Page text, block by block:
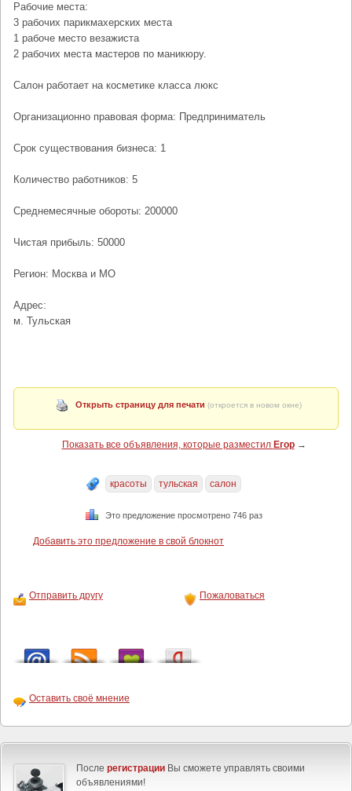
Рабочие места:
3 рабочих парикмахерских места
1 рабоче место везажиста
2 рабочих места мастеров по маникюру.
Салон работает на косметике класса люкс
Организационно правовая форма: Предприниматель
Срок существования бизнеса: 1
Количество работников: 5
Среднемесячные обороты: 200000
Чистая прибыль: 50000
Регион: Москва и МО
Адрес:
м. Тульская
Открыть страницу для печати (откроется в новом окне)
Показать все объявления, которые разместил Егор→
красоты тульская салон
Это предложение просмотрено 746 раз
Добавить это предложение в свой блокнот
Отправить другу Пожаловаться
Оставить своё мнение
После регистрации Вы сможете управлять своими
объявлениями!